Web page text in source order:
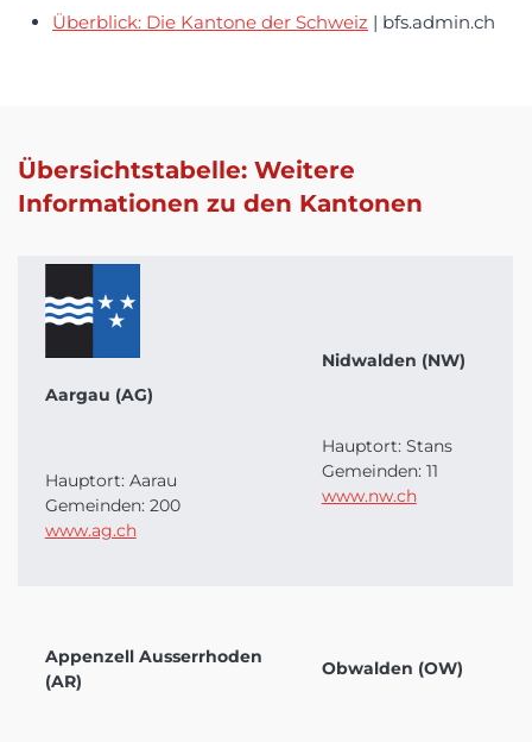
Überblick: Die Kantone der Schweiz | bfs.admin.ch
Übersichtstabelle: Weitere
Informationen zu den Kantonen
Aargau (AG)
Hauptort: Aarau
Gemeinden: 200
www.ag.ch
Nidwalden (NW)
Hauptort: Stans
Gemeinden: 11
www.nw.ch
Appenzell Ausserrhoden
(AR)
Obwalden (OW)